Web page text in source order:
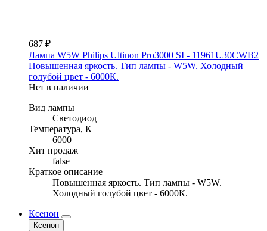
687 ₽
Лампа W5W Philips Ultinon Pro3000 SI - 11961U30CWB2
Повышенная яркость. Тип лампы - W5W. Холодный
голубой цвет - 6000К.
Нет в наличии
Вид лампы
Светодиод
Температура, К
6000
Хит продаж
false
Краткое описание
Повышенная яркость. Тип лампы - W5W.
Холодный голубой цвет - 6000К.
Ксенон
Ксенон